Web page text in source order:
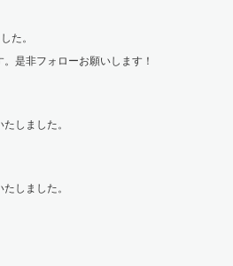
た。
是非フォローお願いします！
しました。
しました。